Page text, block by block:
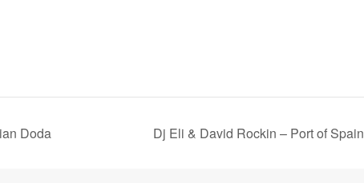
Doda Dj Eli & David Rockin – Port of Spain